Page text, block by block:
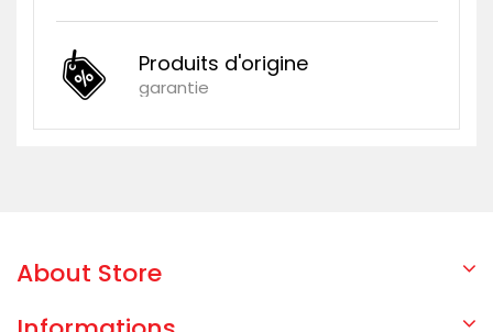
Produits d'origine
garantie
About Store